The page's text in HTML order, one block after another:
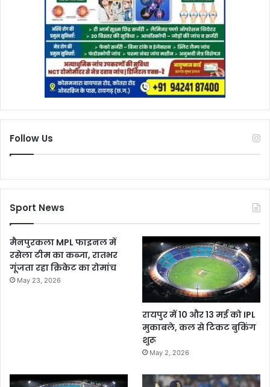
Follow Us
Sport News
मैनपुरकला MPL फाइनल में
रसेला टीम का कब्जा, रातभर
गूंजता रहा क्रिकेट का रोमांच
May 23, 2026
रायपुर में 10 और 13 मई को IPL
मुकाबले, कल से टिकट बुकिंग
शुरू
May 2, 2026